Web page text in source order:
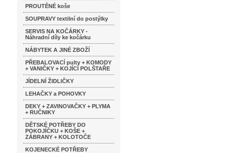
PROUTĚNÉ koše
SOUPRAVY textilní do postýlky
SERVIS NA KOČÁRKY -
Náhradní díly ke kočárku
NÁBYTEK A JINÉ ZBOŽÍ
PŘEBALOVACÍ pulty + KOMODY
+ VANIČKY + KOJÍCÍ POLŠTAŘE
JÍDELNÍ ŽIDLIČKY
LEHAČKY a POHOVKY
DEKY + ZAVINOVAČKY + PLYMA
+ RUČNIKY
DĚTSKÉ POTŘEBY DO
POKOJÍČKU + KOŠE +
ZÁBRANY + KOLOTOČE
KOJENECKÉ POTŘEBY